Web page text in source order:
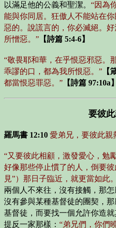
以滿足他的公義和聖潔。 “因為
能與你同居。狂傲人不能站在
惡的。說謊言的，你必滅絕。
所憎惡。” 【詩篇 5:4-6】
“敬畏耶和華，在乎恨惡邪惡。
乖謬的口，都為我所恨惡。” 【
都當恨惡罪惡。” 【詩篇 97:10a】
要彼
羅馬書 12:10 愛弟兄，要彼此親
“又要彼此相顧，激發愛心，勉
好像那些停止慣了的人，倒要
見”）那日子臨近，就更當如此
兩個人不來往，沒有接觸，那
沒有參與某種基督徒的團契，
基督徒，而要找一個允許你造
提反一家那樣： “弟兄們，你們